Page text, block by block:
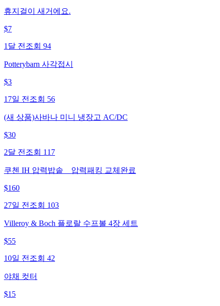
휴지걸이 새거에요.
$7
1달 전 조회 94
Potterybarn 사각접시
$3
17일 전 조회 56
(새 상품)사바나 미니 냉장고 AC/DC
$30
2달 전 조회 117
쿠첸 IH 압력밥솥 _ 압력패킹 교체완료
$160
27일 전 조회 103
Villeroy & Boch 플로랄 수프볼 4장 세트
$55
10일 전 조회 42
야채 컷터
$15